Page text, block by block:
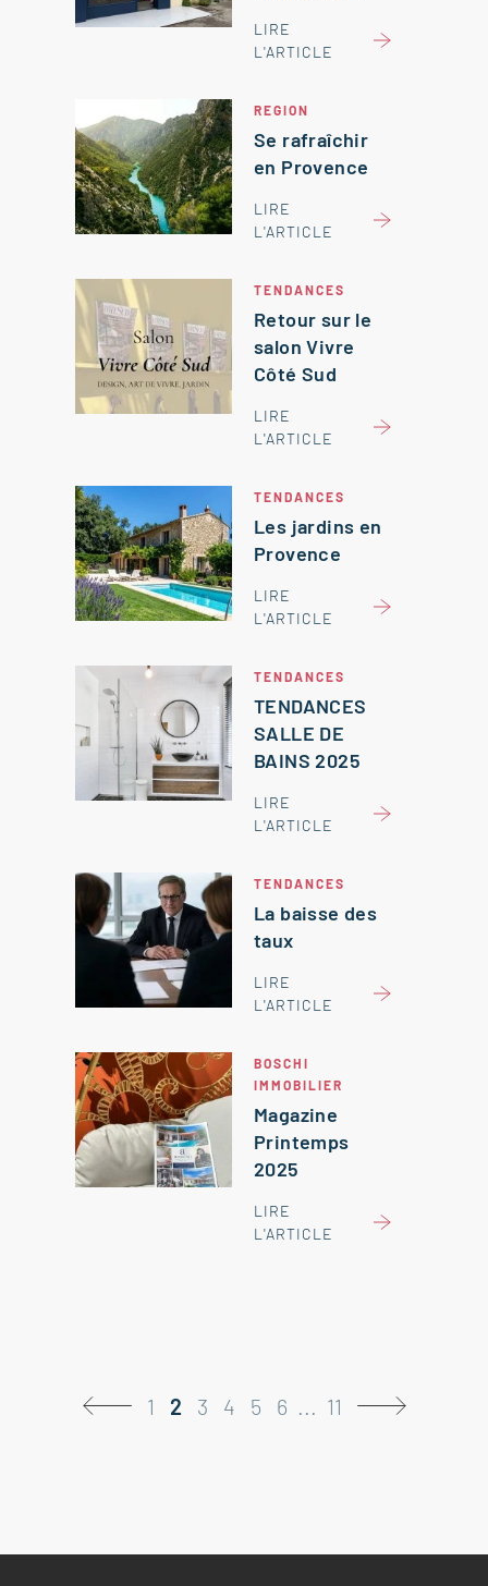
LIRE
L'ARTICLE
REGION
Se rafraîchir
en Provence
LIRE
L'ARTICLE
TENDANCES
Retour sur le
salon Vivre
Côté Sud
LIRE
L'ARTICLE
TENDANCES
Les jardins en
Provence
LIRE
L'ARTICLE
TENDANCES
TENDANCES
SALLE DE
BAINS 2025
LIRE
L'ARTICLE
TENDANCES
La baisse des
taux
LIRE
L'ARTICLE
BOSCHI
IMMOBILIER
Magazine
Printemps
2025
LIRE
L'ARTICLE
1 2 3 4 5 6 ... 11